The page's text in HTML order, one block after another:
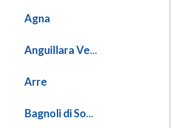
Agna
Anguillara Ve...
Arre
Bagnoli di So...